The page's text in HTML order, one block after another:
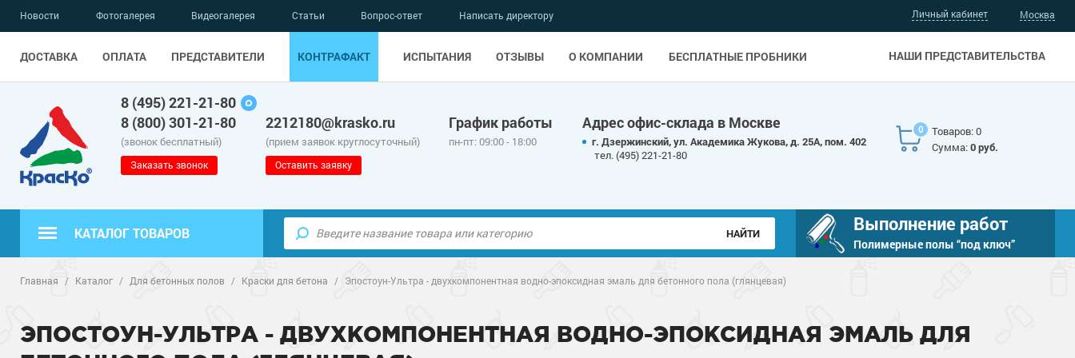
Личный кабинет
НАШИ ПРЕДСТАВИТЕЛЬСТВА
Новости Фотогалерея Видеогалерея Статьи Вопрос-ответ Написать директору
ДОСТАВКА ОПЛАТА ПРЕДСТАВИТЕЛИ КОНТРАФАКТ ИСПЫТАНИЯ ОТЗЫВЫ О КОМПАНИИ БЕСПЛАТНЫЕ ПРОБНИКИ
Москва
8 (495) 221-21-80
8 (800) 301-21-80
(звонок бесплатный)
Заказать звонок
2212180@krasko.ru
(прием заявок круглосуточный)
Оставить заявку
График работы
пн-пт: 09:00 - 18:00
Адрес офис-склада в Москве
г. Дзержинский, ул. Академика Жукова, д. 25А, пом. 402
тел. (495) 221-21-80
0
Товаров: 0
Сумма:0 руб.
КАТАЛОГ ТОВАРОВ Выполнение работ
Полимерные полы “под ключ”
Полимерные наливные полы Полиуретановые полы
Водно-эпоксидные наливные
Эпоксидные полы
Грунт-эмали по металлу
Главная / Каталог / Для бетонных полов / Краски для бетона / Эпостоун-Ультра - двухкомпонентная водно-эпоксидная эмаль для бетонного пола (глянцевая)
ЭПОСТОУН-УЛЬТРА - ДВУХКОМПОНЕНТНАЯ ВОДНО-ЭПОКСИДНАЯ ЭМАЛЬ ДЛЯ